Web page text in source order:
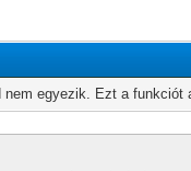
egyezik. Ezt a funkciót